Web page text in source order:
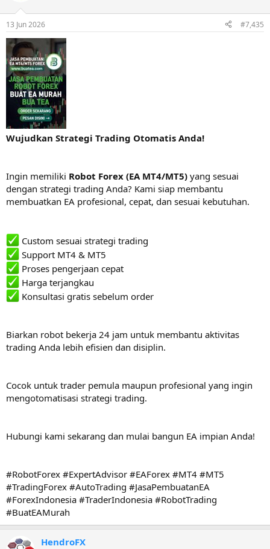
13 Jun 2026 #7,435
Wujudkan Strategi Trading Otomatis Anda!
Ingin memiliki Robot Forex (EA MT4/MT5) yang sesuai
dengan strategi trading Anda? Kami siap membantu
membuatkan EA profesional, cepat, dan sesuai kebutuhan.
Custom sesuai strategi trading
Support MT4 & MT5
Proses pengerjaan cepat
Harga terjangkau
Konsultasi gratis sebelum order
Biarkan robot bekerja 24 jam untuk membantu aktivitas
trading Anda lebih efisien dan disiplin.
Cocok untuk trader pemula maupun profesional yang ingin
mengotomatisasi strategi trading.
Hubungi kami sekarang dan mulai bangun EA impian Anda!
#RobotForex #ExpertAdvisor #EAForex #MT4 #MT5
#TradingForex #AutoTrading #JasaPembuatanEA
#ForexIndonesia #TraderIndonesia #RobotTrading
#BuatEAMurah
HendroFX